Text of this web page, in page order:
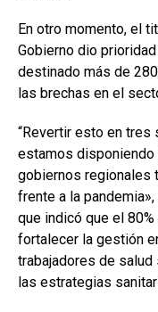
En otro momento, el
Gobierno dio
destinado más de
las brechas en el
“Revertir esto en tres
estamos
gobiernos regionales
frente a la
que indicó que el
fortalecer la gestión
trabajadores de
las estrategias